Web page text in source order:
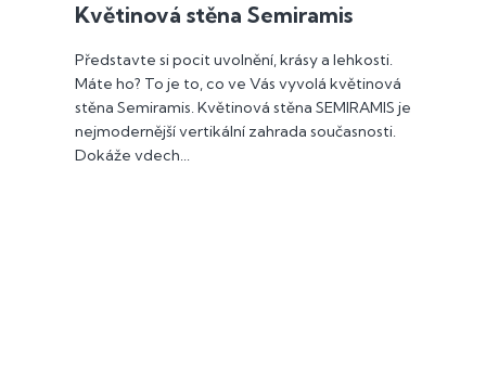
Květinová stěna Semiramis
Představte si pocit uvolnění, krásy a lehkosti.
Máte ho? To je to, co ve Vás vyvolá květinová
stěna Semiramis. Květinová stěna SEMIRAMIS je
nejmodernější vertikální zahrada současnosti.
Dokáže vdech...